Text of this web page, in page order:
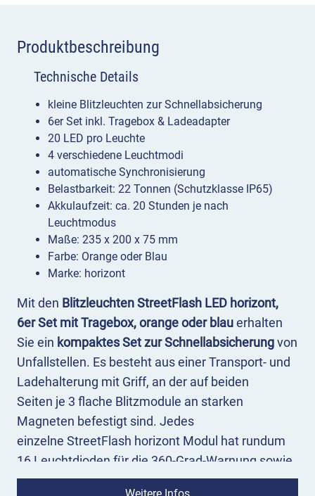
Produktbeschreibung
Mit den Blitzleuchten StreetFlash LED horizont,
6er Set mit Tragebox, orange oder blauerhalten
Sie ein kompaktes Set zur Schnellabsicherungvon
Unfallstellen. Es besteht aus einer Transport- und
Ladehalterung mit Griff, an der auf beiden
Seiten je 3 flache Blitzmodule an starken
Magneten befestigt sind. Jedes
einzelne StreetFlash horizont Modul hat rundum
16 Leuchtdioden für die 360-Grad-Warnung sowie
4 LEDs an der Oberseite. Die flachen Blitzleuchten
Technische Details
kleine Blitzleuchten zur Schnellabsicherung
6er Set inkl. Tragebox & Ladeadapter
20 LED pro Leuchte
4 verschiedene Leuchtmodi
automatische Synchronisierung
Belastbarkeit: 22 Tonnen (Schutzklasse IP65)
Akkulaufzeit: ca. 20 Stunden je nach
Leuchtmodus
Maße: 235 x 200 x 75 mm
Farbe: Orange oder Blau
Marke: horizont